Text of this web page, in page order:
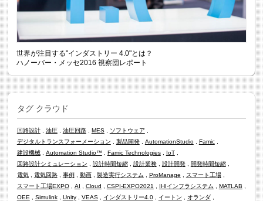
世界が注目する"インダストリー 4.0"とは？
ハノーバー・メッセ2016 視察団レポート
タグ クラウド
回路設計 油圧 油圧回路 MES
ソフトウェア
デジタルトランスフォーメーション
製品開発 AutomationStudio
Famic
建設機械
Automation Studio™ Famic Technologies
IoT
回路設計シミュレーション
設計時間短縮 設計業務 設計開発
開発時間短縮
電気
電気回路 事例 動画 製造実行システム ProManage
スマート工場
スマート工場EXPO
AI Cloud CSPI-EXPO2021 IHIインフラシステム
MATLAB
OEE
Simulink Unity VEAS インダストリー4.0 イートン
オランダ